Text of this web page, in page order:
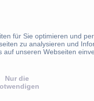
für Sie optimieren und
zu analysieren und
auf unseren Webseiten
Nur die